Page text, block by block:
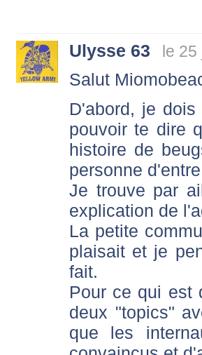
Ulysse 63 le 25
Salut
D'abord, je
pouvoir te dire
histoire de
personne
Je trouve par
explication de
La petite
plaisait et je
fait.
Pour ce qui est
deux "topics"
que les